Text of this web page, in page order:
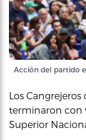
Acción del partido
Los Cangrejeros
terminaron con
Superior